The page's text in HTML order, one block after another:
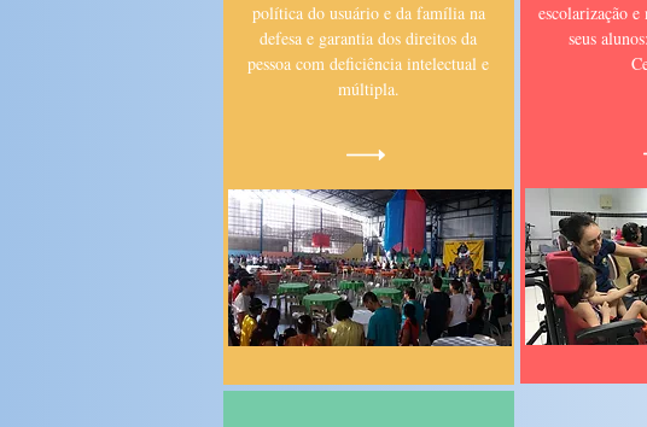
política do usuário e da família na
defesa e garantia dos direitos da
pessoa com deficiência intelectual e
múltipla.
escolarização
seus